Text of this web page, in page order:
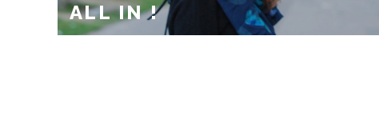
ALL IN !